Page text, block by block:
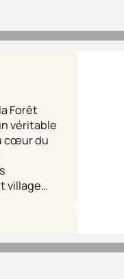
Forêt
véritable
cœur du
village…